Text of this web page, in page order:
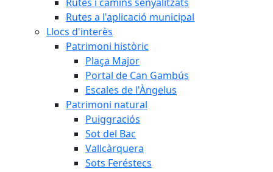
Rutes a l'aplicació municipal
Llocs d'interès
Patrimoni històric
Plaça Major
Portal de Can Gambús
Escales de l'Àngelus
Patrimoni natural
Puiggraciós
Sot del Bac
Vallcàrquera
Sots Feréstecs